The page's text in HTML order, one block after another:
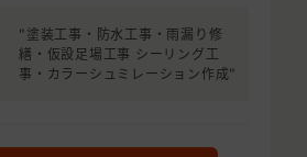
"塗装工事・防水工事・雨漏り修
繕・仮設足場工事 シーリング工
事・カラーシュミレーション作成"